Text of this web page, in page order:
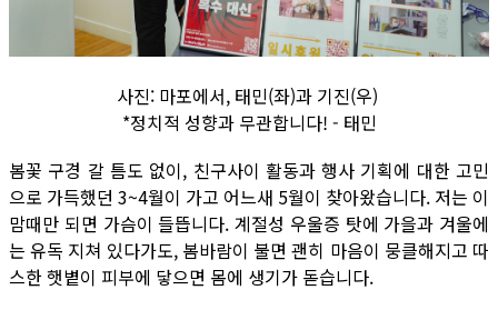
사진: 마포에서, 태민(좌)과 기진(우)
*정치적 성향과 무관합니다! - 태민
봄꽃 구경 갈 틈도 없이, 친구사이 활동과 행사 기획에 대한 고민
으로 가득했던 3~4월이 가고 어느새 5월이 찾아왔습니다. 저는 이
맘때만 되면 가슴이 들뜹니다. 계절성 우울증 탓에 가을과 겨울에
는 유독 지쳐 있다가도, 봄바람이 불면 괜히 마음이 뭉클해지고 따
스한 햇볕이 피부에 닿으면 몸에 생기가 돋습니다.